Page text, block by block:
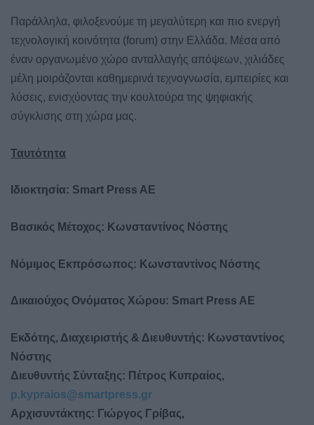
Παράλληλα, φιλοξενούμε τη μεγαλύτερη και πιο ενεργή
τεχνολογική κοινότητα (forum) στην Ελλάδα. Μέσα από
έναν οργανωμένο χώρο ανταλλαγής απόψεων, χιλιάδες
μέλη μοιράζονται καθημερινά τεχνογνωσία, εμπειρίες και
λύσεις, ενισχύοντας την κουλτούρα της ψηφιακής
σύγκλισης στη χώρα μας.
Ταυτότητα
Ιδιοκτησία: Smart Press AE
Βασικός Μέτοχος: Κωνσταντίνος Νόστης
Νόμιμος Εκπρόσωπος: Κωνσταντίνος Νόστης
Δικαιούχος Ονόματος Χώρου: Smart Press AE
Εκδότης, Διαχειριστής & Διευθυντής: Κωνσταντίνος
Νόστης
Διευθυντής Σύνταξης: Πέτρος Κυπραίος,
p. kypraios@smartpress.gr
Αρχισυντάκτης: Γιώργος Γρίβας,